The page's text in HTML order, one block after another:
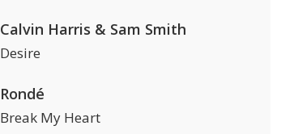
Calvin Harris & Sam Smith
Desire
Rondé
Break My Heart